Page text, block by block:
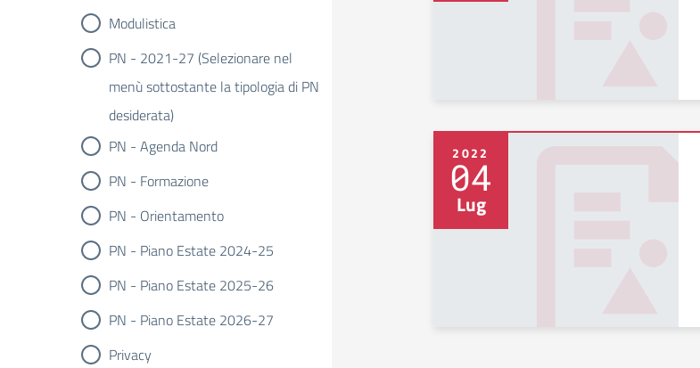
Modulistica
PN - 2021-27 (Selezionare nel
menù sottostante la tipologia di PN
desiderata)
PN - Agenda Nord
PN - Formazione
PN - Orientamento
PN - Piano Estate 2024-25
PN - Piano Estate 2025-26
PN - Piano Estate 2026-27
Privacy
2022
04
Lug